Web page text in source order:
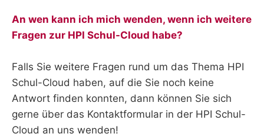
An wen kann ich mich wenden, wenn ich weitere
Fragen zur HPI Schul-Cloud habe?
Falls Sie weitere Fragen rund um das Thema HPI
Schul-Cloud haben, auf die Sie noch keine
Antwort finden konnten, dann können Sie sich
gerne über das Kontaktformular in der HPI Schul-
Cloud an uns wenden!